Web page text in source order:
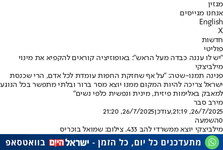
מגזין
אנחנו מגייסים
English
X
חדשות
פוליטי
"יש לו עננה כבדה מעל הראש": באופוזיציה קוראים להקפיא את מינוי
מילביצקי
פנינה תמנו-שטה: "על אף שחזקת החפות עומדת לכל אדם, הרי שכנסת
ישראל צריכה להיות המקום ממנו יוצא מסר ברור ובלתי מתפשר בכל הנוגע
למאבק באלימות פיזית, מינית ונפשית כלפי נשים"
מירב סבר
26/7/2025, 21:19
,עודכן26/7/2025, 21:20
0השמעה
מילביצקי יוצא ממשרדי להב 433. צילום: שמואל בוכריס